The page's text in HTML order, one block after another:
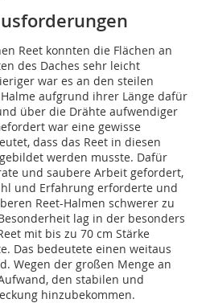
Reet konnten die Flächen an
des Daches sehr leicht
war es an den steilen
aufgrund ihrer Länge dafür
über die Drähte aufwendiger
war eine gewisse
dass das Reet in diesen
werden musste. Dafür
und saubere Arbeit gefordert,
und Erfahrung erforderte und
Reet-Halmen schwerer zu
lag in der besonders
mit bis zu 70 cm Stärke
Das bedeutete einen weitaus
Wegen der großen Menge an
den stabilen und
hinzubekommen.